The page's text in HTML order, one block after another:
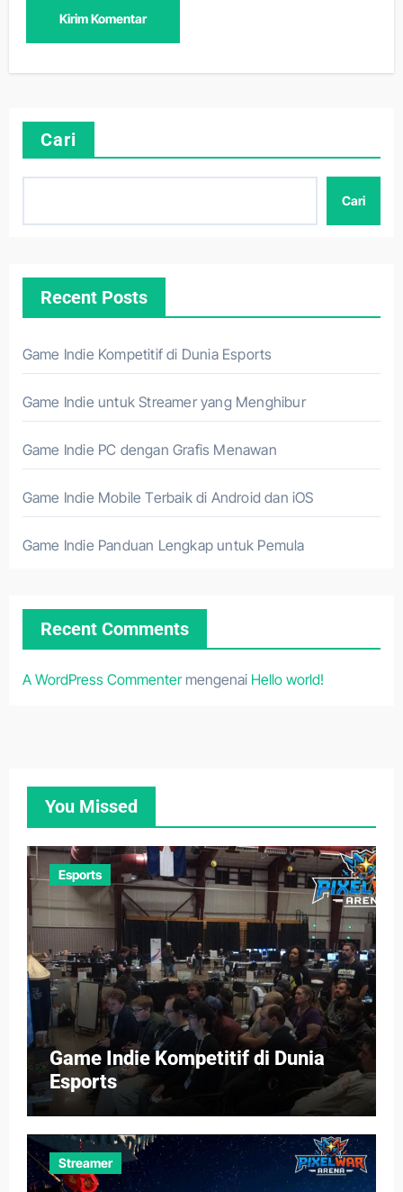
Cari
Cari
Recent Posts
Game Indie Kompetitif di Dunia Esports
Game Indie untuk Streamer yang Menghibur
Game Indie PC dengan Grafis Menawan
Game Indie Mobile Terbaik di Android dan iOS
Game Indie Panduan Lengkap untuk Pemula
Recent Comments
A WordPress Commentermengenai Hello world!
You Missed
Esports
Game Indie Kompetitif di Dunia
Esports
Streamer